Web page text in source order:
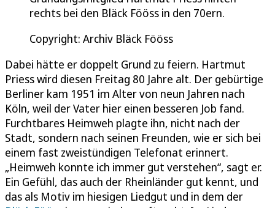
rechts bei den Bläck Fööss in den 70ern.
Copyright: Archiv Bläck Fööss
Dabei hätte er doppelt Grund zu feiern. Hartmut
Priess wird diesen Freitag 80 Jahre alt. Der gebürtige
Berliner kam 1951 im Alter von neun Jahren nach
Köln, weil der Vater hier einen besseren Job fand.
Furchtbares Heimweh plagte ihn, nicht nach der
Stadt, sondern nach seinen Freunden, wie er sich bei
einem fast zweistündigen Telefonat erinnert.
„Heimweh konnte ich immer gut verstehen“, sagt er.
Ein Gefühl, das auch der Rheinländer gut kennt, und
das als Motiv im hiesigen Liedgut und in dem der